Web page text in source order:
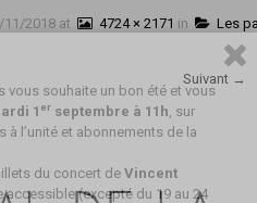
11/2018at 4724 × 2171 in Les
Suivant →
vous souhaite un bon été et vous
1 er septembre à 11h, sur
l’unité et abonnements de la
du concert de Vincent
accessible (excepté du 19 au 24